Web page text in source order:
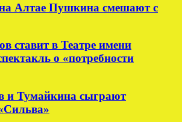
Алтае Пушкина смешают с
ставит в Театре имени
о «потребности
и Тумайкина сыграют